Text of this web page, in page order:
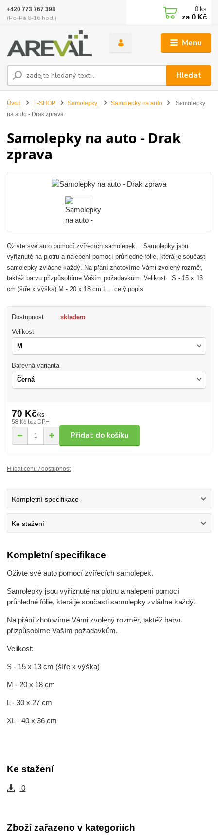
Menu
Hledat
+420 773 767 398
(Po-Pá 8-16 hod.)
0 ks
za0 Kč
Úvod E-SHOP Samolepky Samolepky na auto
Samolepky
na auto - Drak zprava
Samolepky na auto - Drak
zprava
Oživte své auto pomocí zvířecích samolepek. Samolepky jsou
vyříznuté na plotru a nalepení pomocí průhledné fólie, která je současti
samolepky zvládne každý. Na přání zhotovíme Vámi zvolený rozměr,
taktéž barvu přizpůsobíme Vaším požadavkům. Velikost: S - 15 x 13
cm (šíře x výška) M - 20 x 18 cm L...celý popis
Dostupnost skladem
Velikost
Barevná varianta
70 Kč/ks
58 Kč bez DPH
Přidat do košíku
Hlídat cenu / dostupnost
Kompletní specifikace
Ke stažení
Kompletní specifikace
Oživte své auto pomocí zvířecích samolepek.
Samolepky jsou vyříznuté na plotru a nalepení pomocí
průhledné fólie, která je současti samolepky zvládne každý.
Na přání zhotovíme Vámi zvolený rozměr, taktéž barvu
přizpůsobíme Vaším požadavkům.
Velikost:
S - 15 x 13 cm (šíře x výška)
M - 20 x 18 cm
L - 30 x 27 cm
XL - 40 x 36 cm
Ke stažení
0
Zboží zařazeno v kategoriích